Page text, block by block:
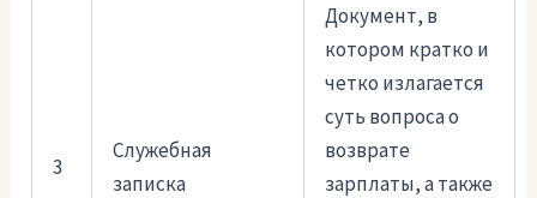
3
Служебная
записка
Документ, в
котором кратко и
четко излагается
суть вопроса о
возврате
зарплаты, а также